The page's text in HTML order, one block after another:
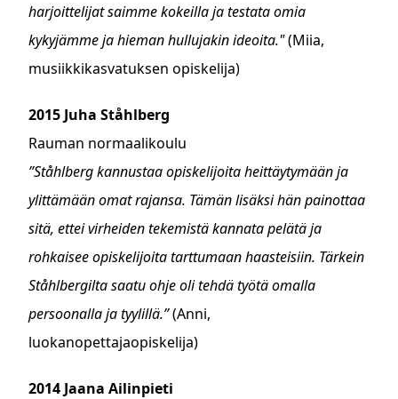
harjoittelijat saimme kokeilla ja testata omia
kykyjämme ja hieman hullujakin ideoita."(Miia,
musiikkikasvatuksen opiskelija)
2015 Juha Ståhlberg
Rauman normaalikoulu
”Ståhlberg kannustaa opiskelijoita heittäytymään ja
ylittämään omat rajansa. Tämän lisäksi hän painottaa
sitä, ettei virheiden tekemistä kannata pelätä ja
rohkaisee opiskelijoita tarttumaan haasteisiin. Tärkein
Ståhlbergilta saatu ohje oli tehdä työtä omalla
persoonalla ja tyylillä.”(Anni,
luokanopettajaopiskelija)
2014 Jaana Ailinpieti